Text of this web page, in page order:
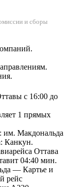
и сборы
с 16:00 до
1 прямых
им. Макдональда
Канкун.
Оттава
04:40 мин.
— Картье и
рейс